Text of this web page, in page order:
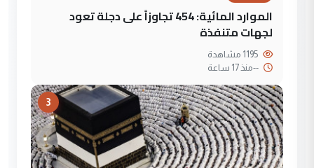
الموارد المائية: 454 تجاوزاً على دجلة تعود
لجهات متنفذة
--منذ 17 ساعة
3